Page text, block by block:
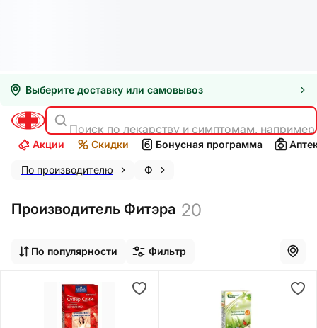
Выберите доставку или самовывоз
Поиск по лекарству и симптомам,
Акции Скидки Бонусная программа
По производителю Ф
Производитель Фитэра 20
По популярности Фильтр